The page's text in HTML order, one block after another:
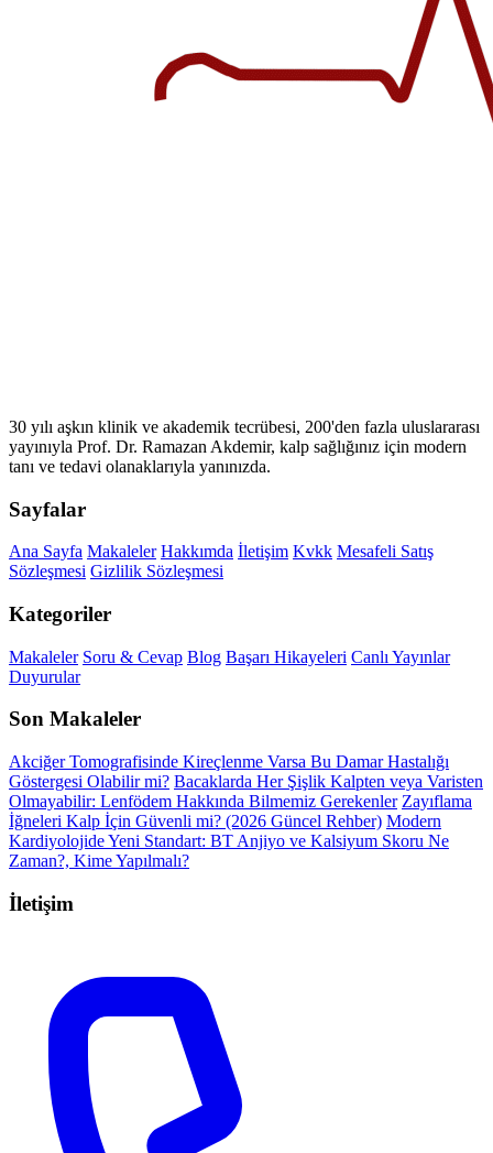
30 yılı aşkın klinik ve akademik tecrübesi, 200'den fazla uluslararası
yayınıyla Prof. Dr. Ramazan Akdemir, kalp sağlığınız için modern
tanı ve tedavi olanaklarıyla yanınızda.
Sayfalar
Ana Sayfa Makaleler Hakkımda İletişim Kvkk Mesafeli Satış
Sözleşmesi Gizlilik Sözleşmesi
Kategoriler
Makaleler Soru & Cevap Blog Başarı Hikayeleri Canlı Yayınlar
Duyurular
Son Makaleler
Akciğer Tomografisinde Kireçlenme Varsa Bu Damar Hastalığı
Göstergesi Olabilir mi? Bacaklarda Her Şişlik Kalpten veya Varisten
Olmayabilir: Lenfödem Hakkında Bilmemiz Gerekenler Zayıflama
İğneleri Kalp İçin Güvenli mi? (2026 Güncel Rehber) Modern
Kardiyolojide Yeni Standart: BT Anjiyo ve Kalsiyum Skoru Ne
Zaman?, Kime Yapılmalı?
İletişim